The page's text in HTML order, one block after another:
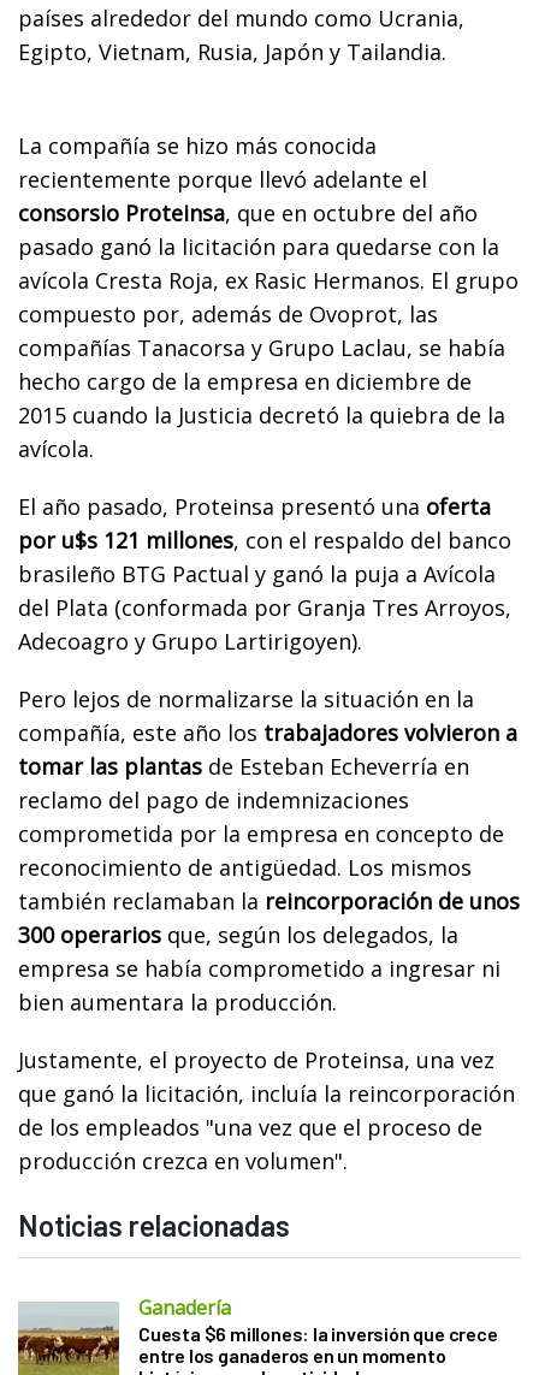
países alrededor del mundo como Ucrania,
Egipto, Vietnam, Rusia, Japón y Tailandia.
La compañía se hizo más conocida
recientemente porque llevó adelante el
consorsio Proteinsa, que en octubre del año
pasado ganó la licitación para quedarse con la
avícola Cresta Roja, ex Rasic Hermanos. El grupo
compuesto por, además de Ovoprot, las
compañías Tanacorsa y Grupo Laclau, se había
hecho cargo de la empresa en diciembre de
2015 cuando la Justicia decretó la quiebra de la
avícola.
El año pasado, Proteinsa presentó una oferta
por u$s 121 millones, con el respaldo del banco
brasileño BTG Pactual y ganó la puja a Avícola
del Plata (conformada por Granja Tres Arroyos,
Adecoagro y Grupo Lartirigoyen).
Pero lejos de normalizarse la situación en la
compañía, este año los trabajadores volvieron a
tomar las plantas de Esteban Echeverría en
reclamo del pago de indemnizaciones
comprometida por la empresa en concepto de
reconocimiento de antigüedad. Los mismos
también reclamaban la reincorporación de unos
300 operarios que, según los delegados, la
empresa se había comprometido a ingresar ni
bien aumentara la producción.
Justamente, el proyecto de Proteinsa, una vez
que ganó la licitación, incluía la reincorporación
de los empleados "una vez que el proceso de
producción crezca en volumen".
Noticias relacionadas
Ganadería
Cuesta $6 millones: la inversión que crece
entre los ganaderos en un momento